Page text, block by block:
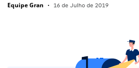
Equipe Gran • 16 de Julho de 2019